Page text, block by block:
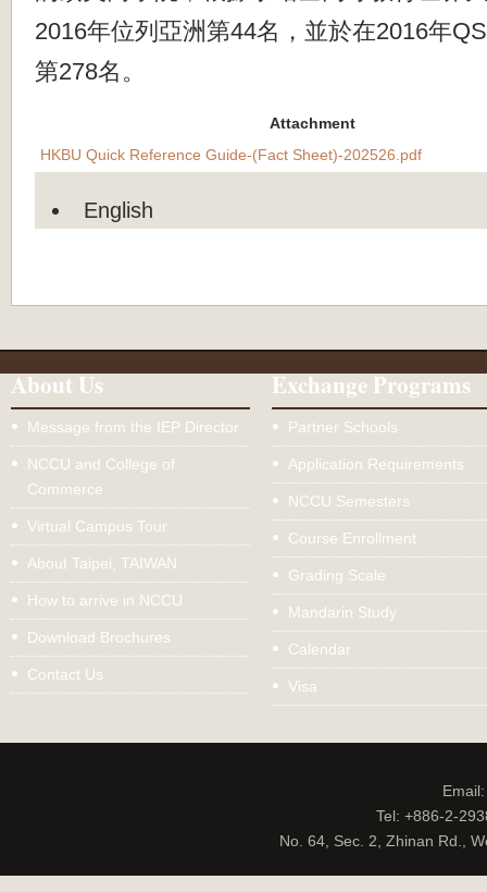
2016年位列亞洲第44名，並於在2016年
第278名。
Attachment
HKBU Quick Reference Guide-(Fact Sheet)-202526.pdf
English
About Us
Message from the IEP Director
NCCU and College of
Commerce
Virtual Campus Tour
About Taipei, TAIWAN
How to arrive in NCCU
Download Brochures
Contact Us
Exchange Programs
Partner Schools
Application Requirements
NCCU Semesters
Course Enrollment
Grading Scale
Mandarin Study
Calendar
Visa
Tel: +886-2-
No. 64, Sec. 2, Zhinan Rd.,